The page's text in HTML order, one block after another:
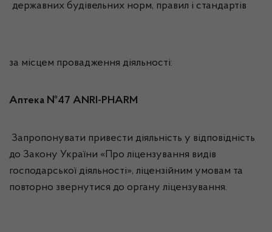
державних будівельних норм, правил і стандартів
за місцем провадження діяльності:
Аптека №47 ANRI-PHARM
Запропонувати привести діяльність у відповідність
до Закону України «Про ліцензування видів
господарської діяльності», ліцензійним умовам та
повторно звернутися до органу ліцензування.